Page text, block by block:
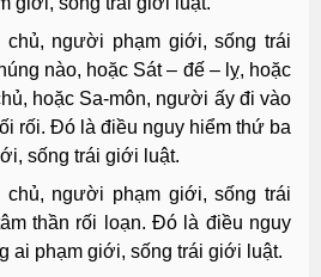
chủ, người phạm giới, sống trái
nào, hoặc Sát – đế – lỵ, hoặc
hoặc Sa-môn, người ấy đi vào
rối. Ðó là điều nguy hiểm thứ ba
sống trái giới luật.
chủ, người phạm giới, sống trái
thần rối loạn. Ðó là điều nguy
ai phạm giới, sống trái giới luật.